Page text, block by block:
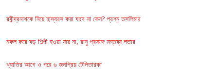
রবীন্দ্রনাথকে নিয়ে হাস্যরস করা যাবে না কেন? প্রশ্ন তসলিমার
নকল করে বড় শিল্পী হওয়া যায় না, রানু প্রসঙ্গে মন্তব্য লতার
খ্যাতির আগে ও পরে ৬ জনপ্রিয় টেলিতারকা